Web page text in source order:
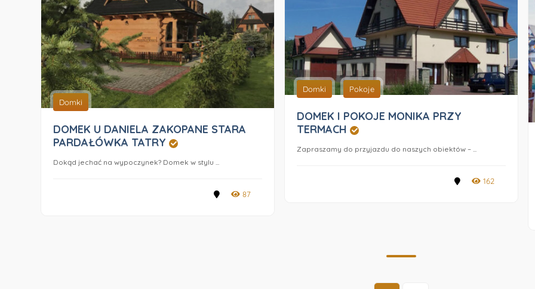
Domki
DOMEK U DANIELA ZAKOPANE STARA
PARDAŁÓWKA TATRY
Dokąd jechać na wypoczynek? Domek w stylu ...
87
Domki Pokoje
DOMEK I POKOJE MONIKA PRZY
TERMACH
Zapraszamy do przyjazdu do naszych obiektów – ...
162